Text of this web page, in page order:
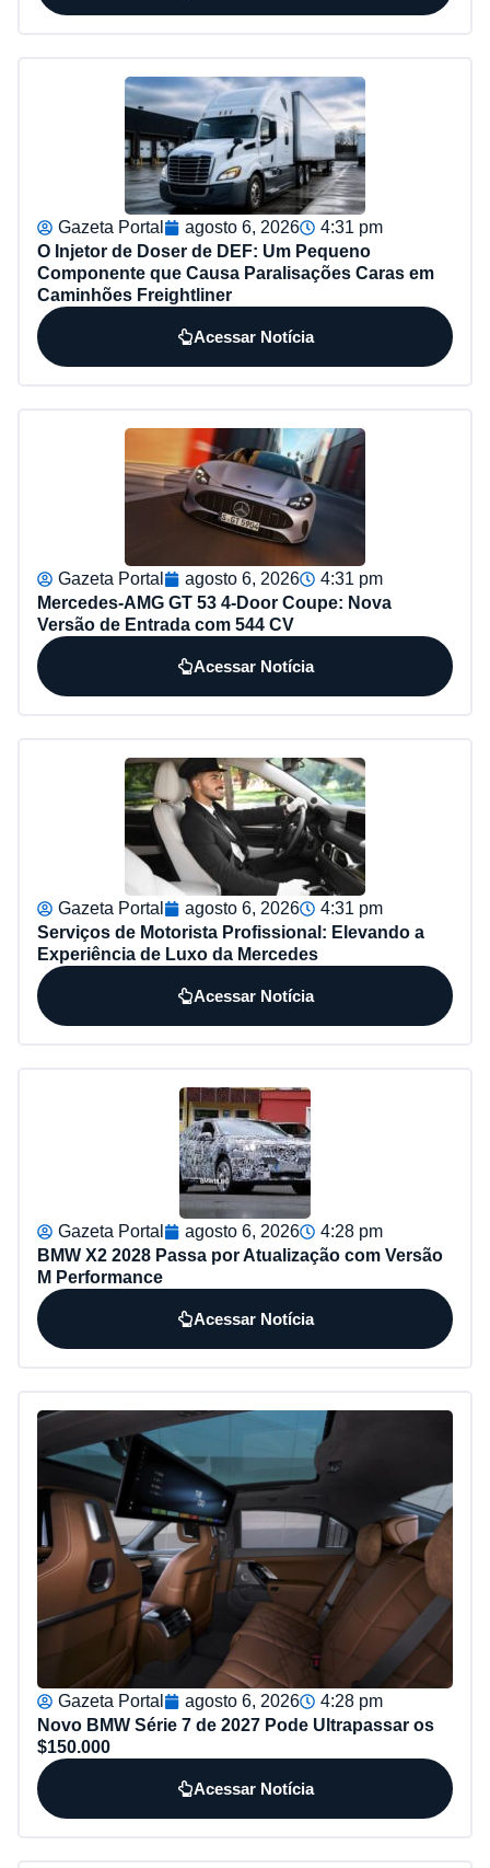
Gazeta Portal agosto 6, 2026
4:31 pm
O Injetor de Doser de DEF: Um Pequeno
Componente que Causa Paralisações Caras em
Caminhões Freightliner
Acessar Notícia
Gazeta Portal agosto 6, 2026
4:31 pm
Mercedes-AMG GT 53 4-Door Coupe: Nova
Versão de Entrada com 544 CV
Acessar Notícia
Gazeta Portal agosto 6, 2026
4:31 pm
Serviços de Motorista Profissional: Elevando a
Experiência de Luxo da Mercedes
Acessar Notícia
Gazeta Portal agosto 6, 2026
4:28 pm
BMW X2 2028 Passa por Atualização com Versão
M Performance
Acessar Notícia
Gazeta Portal agosto 6, 2026
4:28 pm
Novo BMW Série 7 de 2027 Pode Ultrapassar os
$150.000
Acessar Notícia